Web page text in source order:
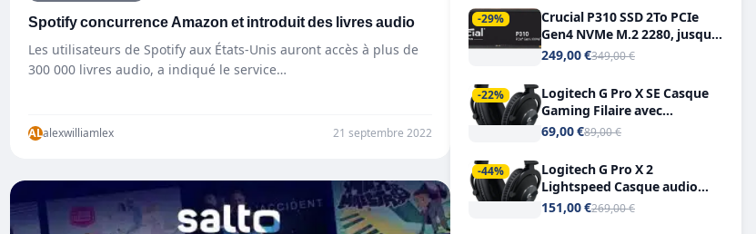
Spotify concurrence Amazon et introduit des livres audio
Les utilisateurs de Spotify aux États-Unis auront accès à plus de
300 000 livres audio, a indiqué le service…
ALalexwilliamlex 21 septembre 2022
-29%
Crucial P310 SSD 2To PCIe
Gen4 NVMe M.2 2280, jusqu’à
7.100 Mo/s
249,00 €349,00 €
-22%
Logitech G Pro X SE Casque
Gaming Filaire avec
Microphone Micro
7.1
69,00 €89,00 €
-44%
Logitech G Pro X 2
Lightspeed Casque audio
bluetooth
151,00 €269,00 €